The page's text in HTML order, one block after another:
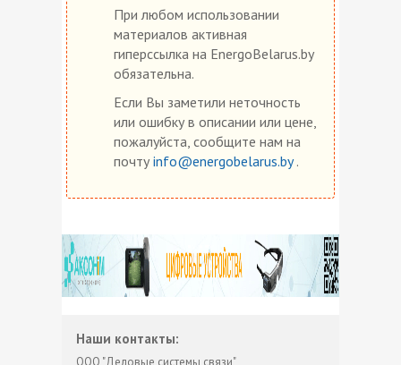
При любом использовании
материалов активная
гиперссылка на EnergoBelarus.by
обязательна.
Если Вы заметили неточность
или ошибку в описании или цене,
пожалуйста, сообщите нам на
почту info@energobelarus.by.
Наши контакты:
ООО "Деловые системы связи"